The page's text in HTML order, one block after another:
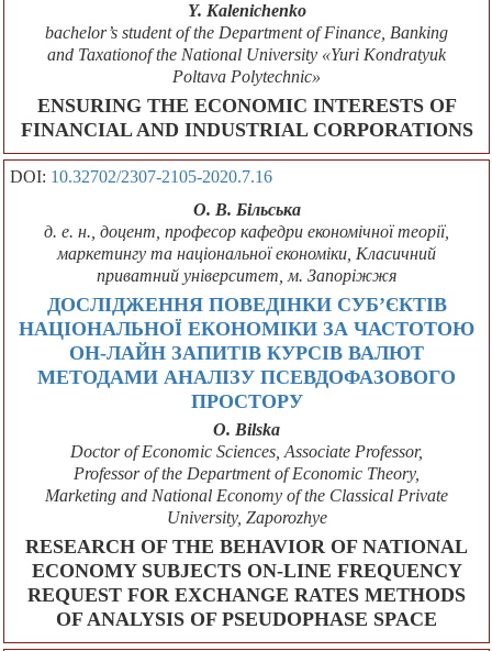
Y. Kalenichenko
bachelor’s student of the Department of Finance, Banking
and Taxationof the National University «Yuri Kondratyuk
Poltava Polytechnic»
ENSURING THE ECONOMIC INTERESTS OF
FINANCIAL AND INDUSTRIAL CORPORATIONS
DOI: 10.32702/2307-2105-2020.7.16
О. В. Більська
д. е. н., доцент, професор кафедри економічної теорії,
маркетингу та національної економіки, Класичний
приватний університет, м. Запоріжжя
ДОСЛІДЖЕННЯ ПОВЕДІНКИ СУБ’ЄКТІВ
НАЦІОНАЛЬНОЇ ЕКОНОМІКИ ЗА ЧАСТОТОЮ
ОН-ЛАЙН ЗАПИТІВ КУРСІВ ВАЛЮТ
МЕТОДАМИ АНАЛІЗУ ПСЕВДОФАЗОВОГО
ПРОСТОРУ
О. Bіlska
Doctor of Economic Sciences, Associate Professor,
Professor of the Department of Economic Theory,
Marketing and National Economy of the Classical Private
University, Zaporozhye
RESEARCH OF THE BEHAVIOR OF NATIONAL
ECONOMY SUBJECTS ON-LINE FREQUENCY
REQUEST FOR EXCHANGE RATES METHODS
OF ANALYSIS OF PSEUDOPHASE SPACE